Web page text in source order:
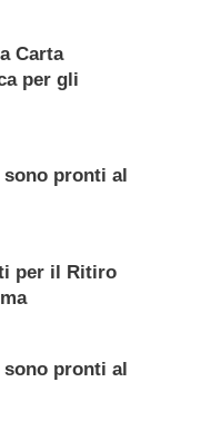
Carta
per gli
pronti al
per il Ritiro
pronti al